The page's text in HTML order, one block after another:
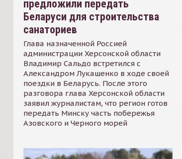
предложили передать
Беларуси для строительства
санаториев
Глава назначенной Россией
администрации Херсонской области
Владимир Сальдо встретился с
Александром Лукашенко в ходе своей
поездки в Беларусь. После этого
разговора глава Херсонской области
заявил журналистам, что регион готов
передать Минску часть побережья
Азовского и Черного морей